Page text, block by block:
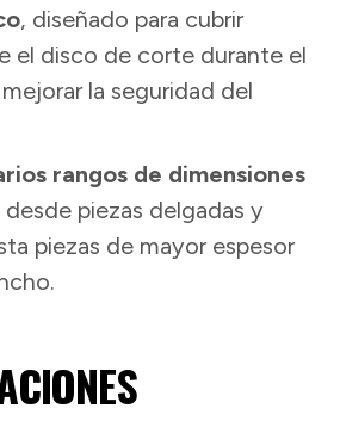
, diseñado para cubrir
el disco de corte durante el
la seguridad del
rangos de dimensiones
desde piezas delgadas y
piezas de mayor espesor